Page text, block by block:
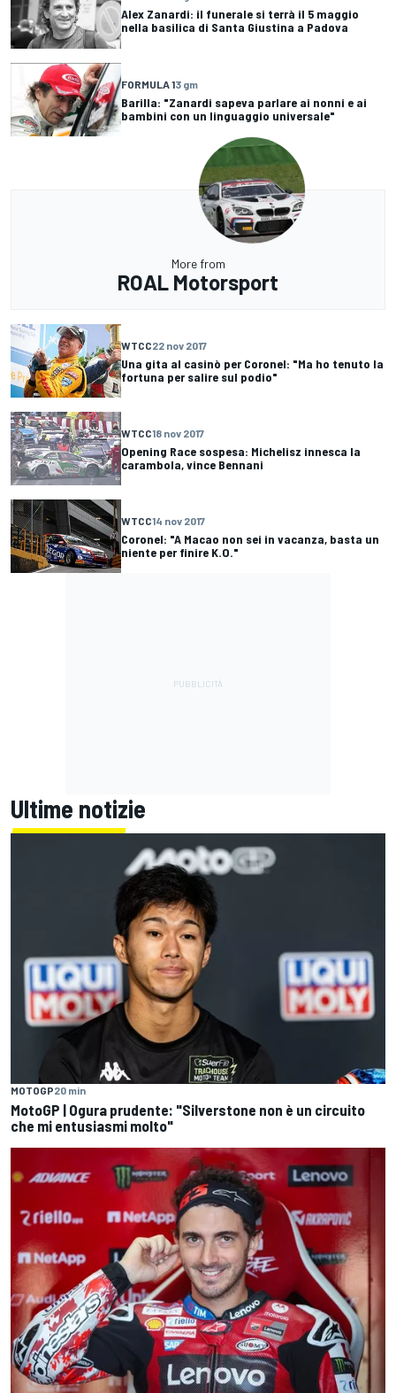
Alex Zanardi: il funerale si terrà il 5 maggio
nella basilica di Santa Giustina a Padova
FORMULA 13 gm
Barilla: "Zanardi sapeva parlare ai nonni e ai
bambini con un linguaggio universale"
More from
ROAL Motorsport
WTCC22 nov 2017
Una gita al casinò per Coronel: "Ma ho tenuto la
fortuna per salire sul podio"
WTCC18 nov 2017
Opening Race sospesa: Michelisz innesca la
carambola, vince Bennani
WTCC14 nov 2017
Coronel: "A Macao non sei in vacanza, basta un
niente per finire K.O."
Ultime notizie
MOTOGP20 min
MotoGP | Ogura prudente: "Silverstone non è un circuito
che mi entusiasmi molto"